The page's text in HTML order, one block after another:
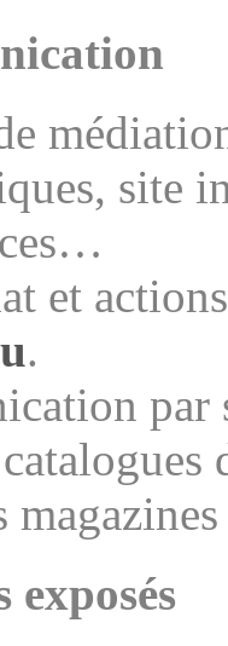
site
et
.
par
exposés